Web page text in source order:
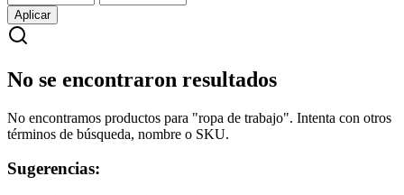
Aplicar
No se encontraron resultados
No encontramos productos para "ropa de trabajo". Intenta con otros
términos de búsqueda, nombre o SKU.
Sugerencias: